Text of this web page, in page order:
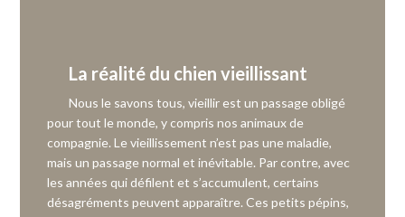
La réalité du chien vieillissant
Nous le savons tous, vieillir est un passage obligé
pour tout le monde, y compris nos animaux de
compagnie. Le vieillissement n’est pas une maladie,
mais un passage normal et inévitable. Par contre, avec
les années qui défilent et s’accumulent, certains
désagréments peuvent apparaître. Ces petits pépins,